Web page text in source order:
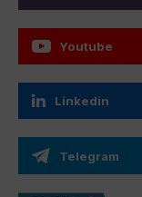
Youtube
Linkedin
Telegram